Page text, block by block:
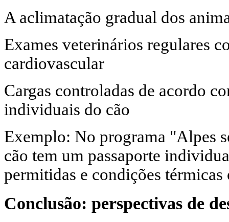
A aclimatação gradual dos
Exames veterinários regulares
cardiovascular
Cargas controladas de acordo
individuais do cão
Exemplo: No programa "Alpes
cão tem um passaporte
permitidas e condições
Conclusão: perspectivas de